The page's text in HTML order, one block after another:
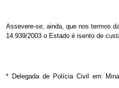
Assevere-se, ainda, que nos termos
14.939/2003 o Estado é isento de
* Delegada de Polícia Civil em